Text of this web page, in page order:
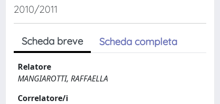
2010/2011
Scheda breve Scheda completa
Relatore
MANGIAROTTI, RAFFAELLA
Correlatore/i